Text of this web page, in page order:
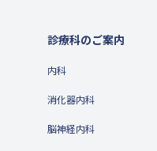
診療科のご案内
内科
消化器内科
脳神経内科